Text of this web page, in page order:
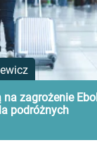
na zagrożenie
podróżnych